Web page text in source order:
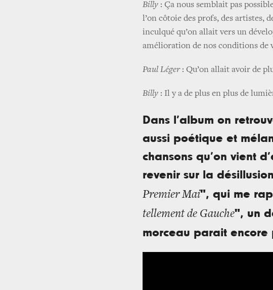
Billy : Ça nous semblait pas
l’on côtoie des profs, des artistes,
inculqué qu’on allait vers un
amélioration de nos conditions de
Paul Léger : Qu’on allait avoir de
Billy : Il y a de plus en plus de
Dans l’album on
aussi poétique et
chansons qu’on vient
revenir sur la
Premier Mai", qui me
tellement de Gauche", un
morceau parait encore